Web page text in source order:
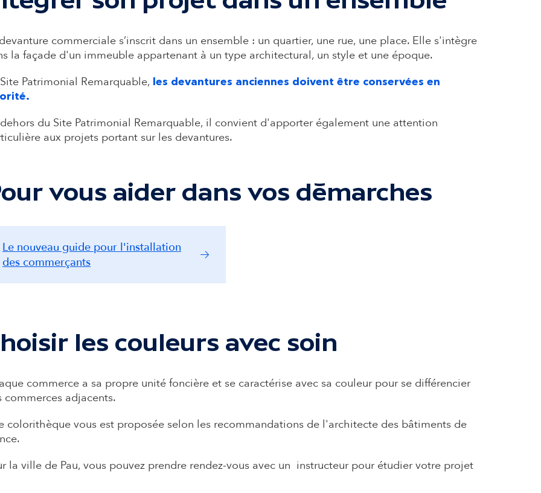
a
i
r
commerciale s’inscrit dans un ensemble : un quartier, une rue, une place. Elle s'intègre
la façade d'un immeuble appartenant à un type architectural, un style et une époque.
Patrimonial Remarquable, les devantures anciennes doivent être conservées en
du Site Patrimonial Remarquable, il convient d'apporter également une attention
aux projets portant sur les devantures.
vous aider dans vos démarches
Le nouveau guide pour l'installation
des commerçants
les couleurs avec soin
commerce a sa propre unité foncière et se caractérise avec sa couleur pour se différencier
commerces adjacents.
colorithèque vous est proposée selon les recommandations de l'architecte des bâtiments de
la ville de Pau, vous pouvez prendre rendez-vous avec un instructeur pour étudier votre projet